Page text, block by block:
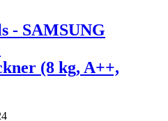
- SAMSUNG
(8 kg, A++,